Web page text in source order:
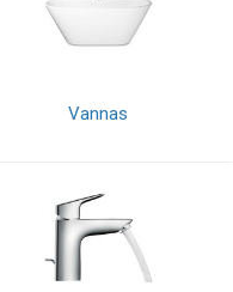
Vannas